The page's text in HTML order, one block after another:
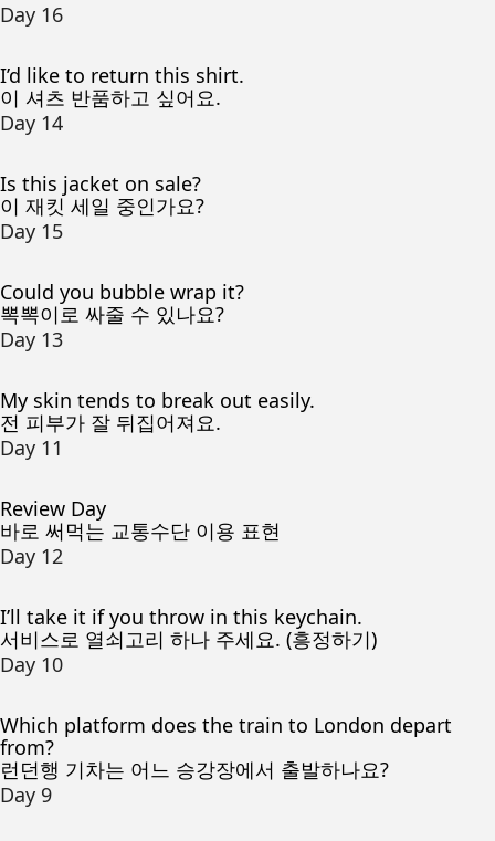
Day 16
I’d like to return this shirt.
이 셔츠 반품하고 싶어요.
Day 14
Is this jacket on sale?
이 재킷 세일 중인가요?
Day 15
Could you bubble wrap it?
뽁뽁이로 싸줄 수 있나요?
Day 13
My skin tends to break out easily.
전 피부가 잘 뒤집어져요.
Day 11
Review Day
바로 써먹는 교통수단 이용 표현
Day 12
I’ll take it if you throw in this keychain.
서비스로 열쇠고리 하나 주세요. (흥정하기)
Day 10
Which platform does the train to London depart
from?
런던행 기차는 어느 승강장에서 출발하나요?
Day 9